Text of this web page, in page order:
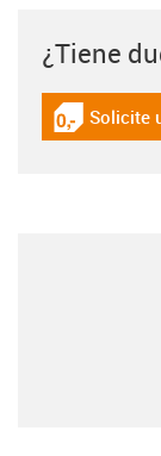
¿Tiene
igus-icon-
Solicite